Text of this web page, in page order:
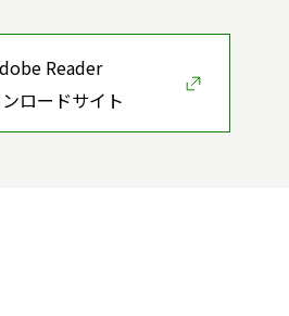
Reader
ロードサイト